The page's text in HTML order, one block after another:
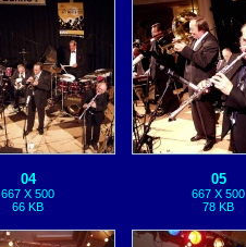
04
667 X 500
66 KB
05
667 X 500
78 KB